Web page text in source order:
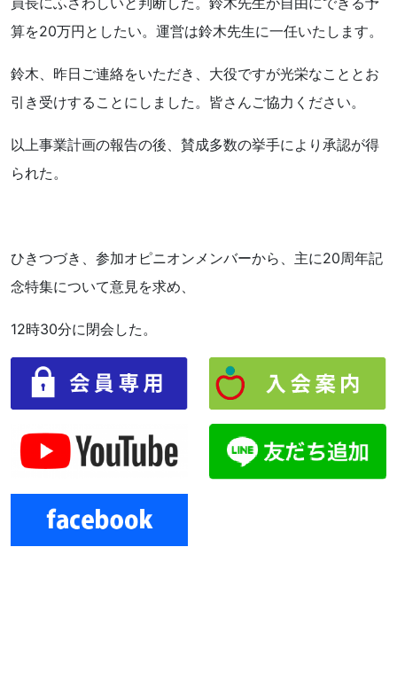
算を20万円としたい。運営は鈴木先生に一任いたします。
鈴木、昨日ご連絡をいただき、大役ですが光栄なこととお
引き受けすることにしました。皆さんご協力ください。
以上事業計画の報告の後、賛成多数の挙手により承認が得
られた。
ひきつづき、参加オピニオンメンバーから、主に20周年記
念特集について意見を求め、
12時30分に閉会した。